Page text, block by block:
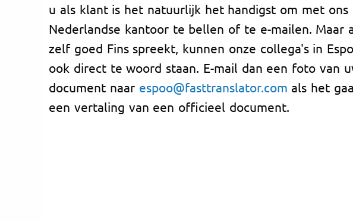
u als klant is het natuurlijk het handigst om met ons
Nederlandse kantoor te bellen of te e-mailen. Maar
zelf goed Fins spreekt, kunnen onze collega's in
ook direct te woord staan. E-mail dan een foto van
document naar espoo@fasttranslator.com als het
een vertaling van een officieel document.